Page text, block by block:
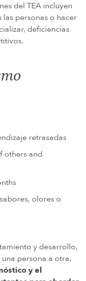
del TEA incluyen
personas o hacer
deficiencias
retrasadas
others and
olores o
y desarrollo,
persona a otra,
y el